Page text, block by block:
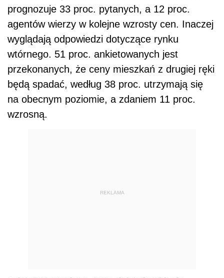
prognozuje 33 proc. pytanych, a 12 proc.
agentów wierzy w kolejne wzrosty cen. Inaczej
wyglądają odpowiedzi dotyczące rynku
wtórnego. 51 proc. ankietowanych jest
przekonanych, że ceny mieszkań z drugiej ręki
będą spadać, według 38 proc. utrzymają się
na obecnym poziomie, a zdaniem 11 proc.
wzrosną.
REKLAMA